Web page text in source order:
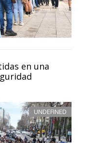
en una
UNDEFINED